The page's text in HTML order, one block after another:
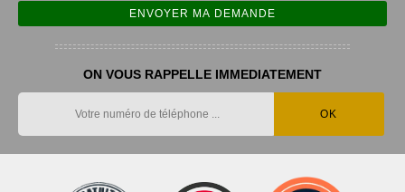
ON VOUS RAPPELLE IMMEDIATEMENT